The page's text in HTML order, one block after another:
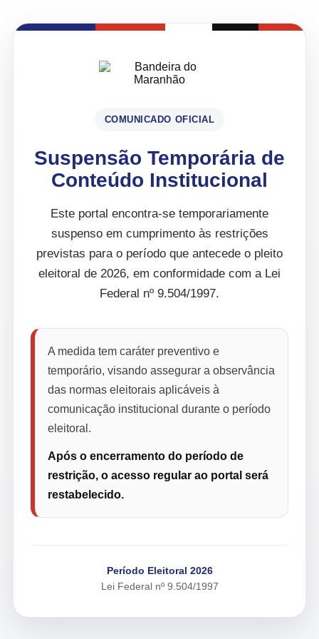
COMUNICADO OFICIAL
Suspensão Temporária de
Conteúdo Institucional
Este portal encontra-se temporariamente
suspenso em cumprimento às restrições
previstas para o período que antecede o pleito
eleitoral de 2026, em conformidade com a Lei
Federal nº 9.504/1997.
A medida tem caráter preventivo e
temporário, visando assegurar a observância
das normas eleitorais aplicáveis à
comunicação institucional durante o período
eleitoral.
Após o encerramento do período de
restrição, o acesso regular ao portal será
restabelecido.
Período Eleitoral 2026
Lei Federal nº 9.504/1997